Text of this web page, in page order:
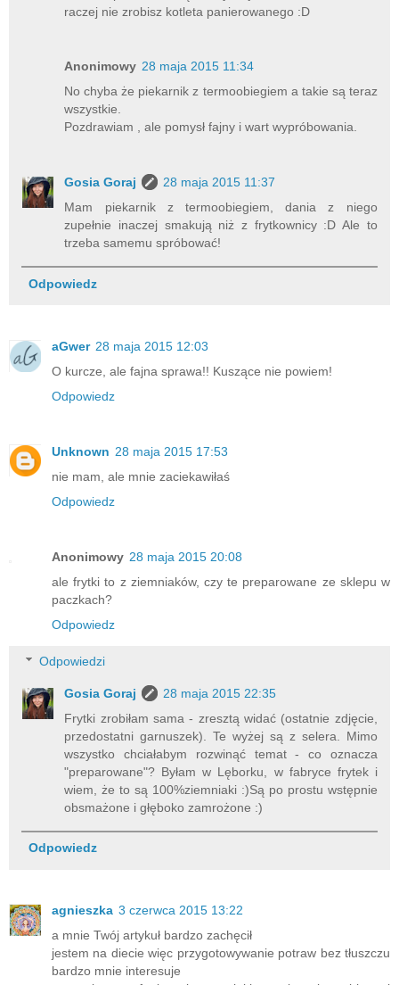
raczej nie zrobisz kotleta panierowanego :D
Anonimowy 28 maja 2015 11:34
No chyba że piekarnik z termoobiegiem a takie są teraz
wszystkie.
Pozdrawiam , ale pomysł fajny i wart wypróbowania.
Gosia Goraj
28 maja 2015 11:37
Mam piekarnik z termoobiegiem, dania z niego
zupełnie inaczej smakują niż z frytkownicy :D Ale to
trzeba samemu spróbować!
Odpowiedz
aGwer 28 maja 2015 12:03
O kurcze, ale fajna sprawa!! Kuszące nie powiem!
Odpowiedz
Unknown 28 maja 2015 17:53
nie mam, ale mnie zaciekawiłaś
Odpowiedz
Anonimowy 28 maja 2015 20:08
ale frytki to z ziemniaków, czy te preparowane ze sklepu w
paczkach?
Odpowiedz
Odpowiedzi
Gosia Goraj
28 maja 2015 22:35
Frytki zrobiłam sama - zresztą widać (ostatnie zdjęcie,
przedostatni garnuszek). Te wyżej są z selera. Mimo
wszystko chciałabym rozwinąć temat - co oznacza
"preparowane"? Byłam w Lęborku, w fabryce frytek i
wiem, że to są 100%ziemniaki :)Są po prostu wstępnie
obsmażone i głęboko zamrożone :)
Odpowiedz
agnieszka 3 czerwca 2015 13:22
a mnie Twój artykuł bardzo zachęcił
jestem na diecie więc przygotowywanie potraw bez tłuszczu
bardzo mnie interesuje